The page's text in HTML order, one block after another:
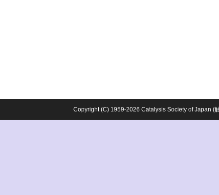
Copyright (C) 1959-2026 Catalysis Society of Japan (